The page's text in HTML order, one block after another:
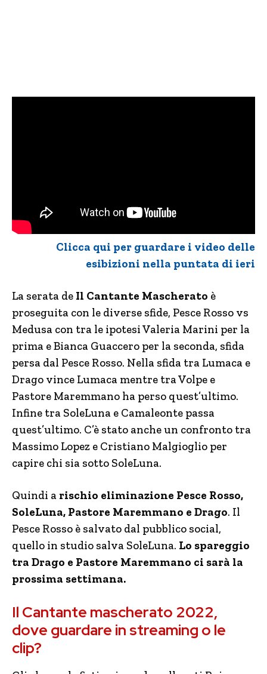
Clicca qui per guardare i video delle
esibizioni nella puntata di ieri
La serata de Il Cantante Mascherato è
proseguita con le diverse sfide, Pesce Rosso vs
Medusa con tra le ipotesi Valeria Marini per la
prima e Bianca Guaccero per la seconda, sfida
persa dal Pesce Rosso. Nella sfida tra Lumaca e
Drago vince Lumaca mentre tra Volpe e
Pastore Maremmano ha perso quest’ultimo.
Infine tra SoleLuna e Camaleonte passa
quest’ultimo. C’è stato anche un confronto tra
Massimo Lopez e Cristiano Malgioglio per
capire chi sia sotto SoleLuna.
Quindi a rischio eliminazione Pesce Rosso,
SoleLuna, Pastore Maremmano e Drago. Il
Pesce Rosso è salvato dal pubblico social,
quello in studio salva SoleLuna. Lo spareggio
tra Drago e Pastore Maremmano ci sarà la
prossima settimana.
Il Cantante mascherato 2022,
dove guardare in streaming o le
clip?